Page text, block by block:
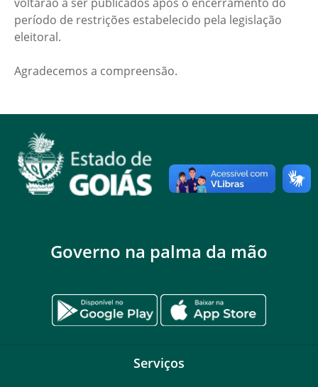
período de restrições estabelecido pela legislação
eleitoral.
Agradecemos a compreensão.
Governo na palma da mão
Serviços